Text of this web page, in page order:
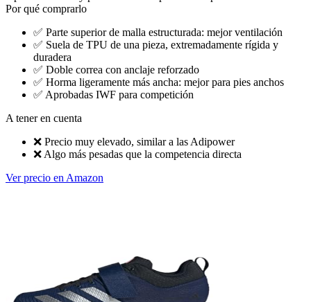
Por qué comprarlo
✅ Parte superior de malla estructurada: mejor ventilación
✅ Suela de TPU de una pieza, extremadamente rígida y
duradera
✅ Doble correa con anclaje reforzado
✅ Horma ligeramente más ancha: mejor para pies anchos
✅ Aprobadas IWF para competición
A tener en cuenta
❌ Precio muy elevado, similar a las Adipower
❌ Algo más pesadas que la competencia directa
Ver precio en Amazon